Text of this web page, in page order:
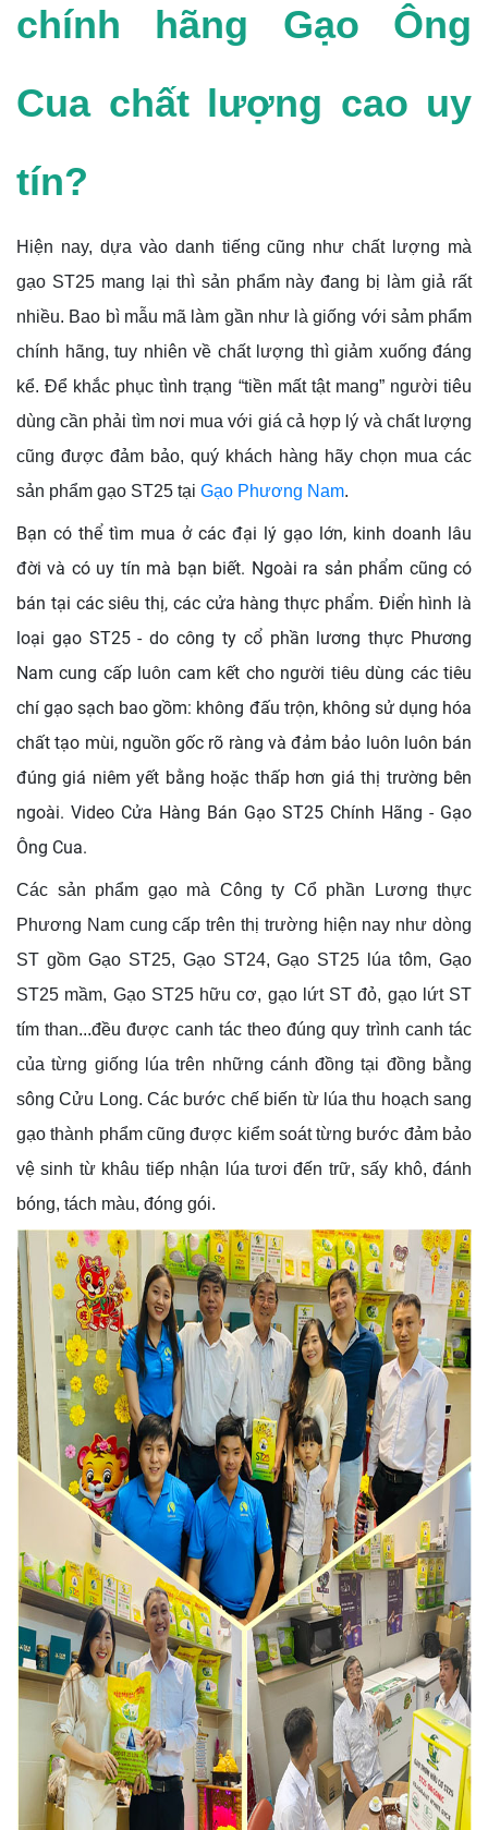
chính hãng Gạo Ông
Cua chất lượng cao uy
tín?
Hiện nay, dựa vào danh tiếng cũng như chất lượng mà
gạo ST25 mang lại thì sản phẩm này đang bị làm giả rất
nhiều. Bao bì mẫu mã làm gần như là giống với sảm phẩm
chính hãng, tuy nhiên về chất lượng thì giảm xuống đáng
kể. Để khắc phục tình trạng “tiền mất tật mang” người tiêu
dùng cần phải tìm nơi mua với giá cả hợp lý và chất lượng
cũng được đảm bảo, quý khách hàng hãy chọn mua các
sản phẩm gạo ST25 tại Gạo Phương Nam.
Bạn có thể tìm mua ở các đại lý gạo lớn, kinh doanh lâu
đời và có uy tín mà bạn biết. Ngoài ra sản phẩm cũng có
bán tại các siêu thị, các cửa hàng thực phẩm. Điển hình là
loại gạo ST25 - do công ty cổ phần lương thực Phương
Nam cung cấp luôn cam kết cho người tiêu dùng các tiêu
chí gạo sạch bao gồm: không đấu trộn, không sử dụng hóa
chất tạo mùi, nguồn gốc rõ ràng và đảm bảo luôn luôn bán
đúng giá niêm yết bằng hoặc thấp hơn giá thị trường bên
ngoài. Video Cửa Hàng Bán Gạo ST25 Chính Hãng - Gạo
Ông Cua.
Các sản phẩm gạo mà Công ty Cổ phần Lương thực
Phương Nam cung cấp trên thị trường hiện nay như dòng
ST gồm Gạo ST25, Gạo ST24, Gạo ST25 lúa tôm, Gạo
ST25 mầm, Gạo ST25 hữu cơ, gạo lứt ST đỏ, gạo lứt ST
tím than...đều được canh tác theo đúng quy trình canh tác
của từng giống lúa trên những cánh đồng tại đồng bằng
sông Cửu Long. Các bước chế biến từ lúa thu hoạch sang
gạo thành phẩm cũng được kiểm soát từng bước đảm bảo
vệ sinh từ khâu tiếp nhận lúa tươi đến trữ, sấy khô, đánh
bóng, tách màu, đóng gói.